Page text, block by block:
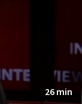
26 min